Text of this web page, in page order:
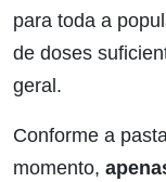
para toda a
de doses
geral.
Conforme a
momento,